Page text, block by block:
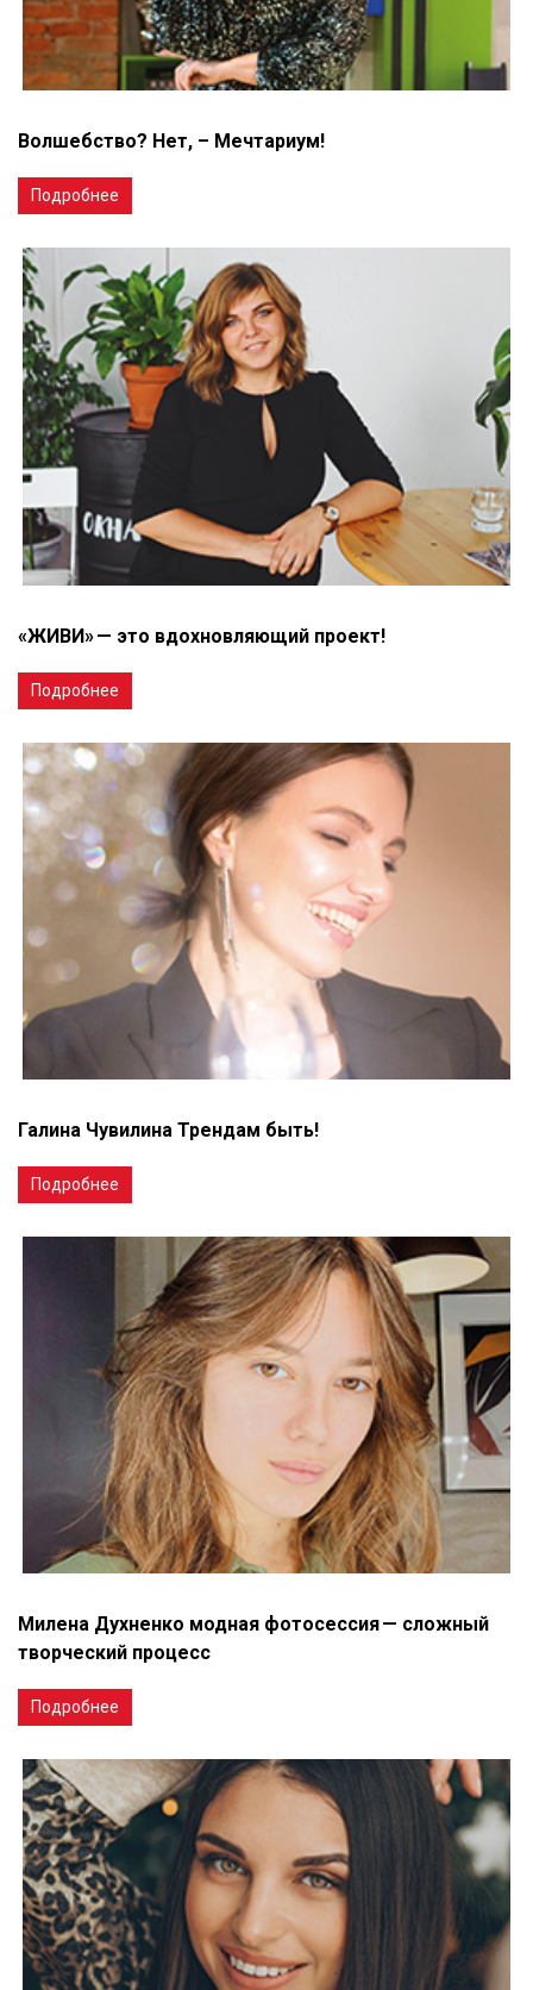
Волшебство? Нет, – Мечтариум!
Подробнее
«ЖИВИ» — это вдохновляющий проект!
Подробнее
Галина Чувилина Трендам быть!
Подробнее
Милена Духненко модная фотосессия — сложный
творческий процесс
Подробнее